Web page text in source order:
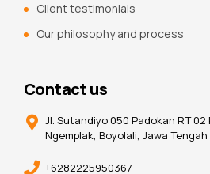
Client testimonials
Our philosophy and process
Contact us
Jl. Sutandiyo 050 Padokan RT 02
Ngemplak, Boyolali, Jawa Tengah
+6282225950367